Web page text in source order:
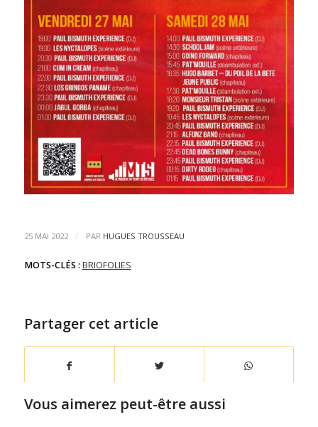
25 MAI 2022 / PAR HUGUES TROUSSEAU
MOTS-CLÉS : BRIOFOLIES
Partager cet article
Vous aimerez peut-être aussi